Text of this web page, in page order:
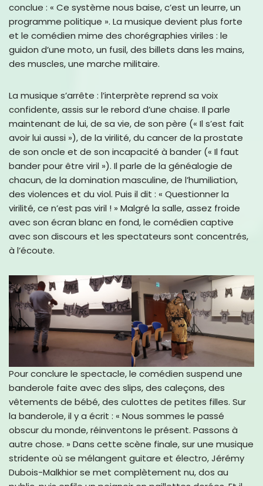
conclue : « Ce système nous baise, c’est un leurre, un
programme politique ». La musique devient plus forte
et le comédien mime des chorégraphies viriles : le
guidon d’une moto, un fusil, des billets dans les mains,
des muscles, une marche militaire.
La musique s’arrête : l’interprète reprend sa voix
confidente, assis sur le rebord d’une chaise. Il parle
maintenant de lui, de sa vie, de son père (« Il s’est fait
avoir lui aussi »), de la virilité, du cancer de la prostate
de son oncle et de son incapacité à bander (« Il faut
bander pour être viril »). Il parle de la généalogie de
chacun, de la domination masculine, de l’humiliation,
des violences et du viol. Puis il dit : « Questionner la
virilité, ce n’est pas viril ! » Malgré la salle, assez froide
avec son écran blanc en fond, le comédien captive
avec son discours et les spectateurs sont concentrés,
à l’écoute.
Pour conclure le spectacle, le comédien suspend une
banderole faite avec des slips, des caleçons, des
vêtements de bébé, des culottes de petites filles. Sur
la banderole, il y a écrit : « Nous sommes le passé
obscur du monde, réinventons le présent. Passons à
autre chose. » Dans cette scène finale, sur une musique
stridente où se mélangent guitare et électro, Jérémy
Dubois-Malkhior se met complètement nu, dos au